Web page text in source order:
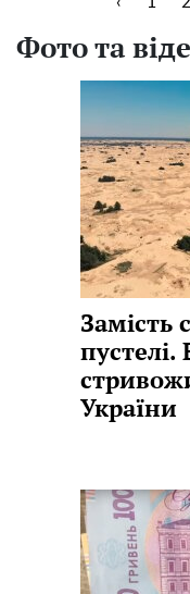
Фото та
Замість
України